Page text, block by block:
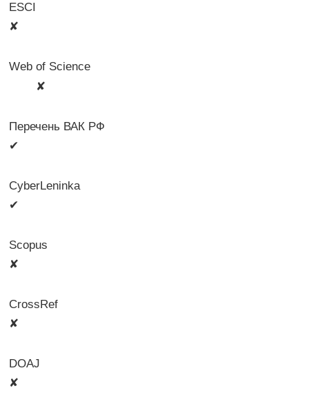
ESCI
✘
Web of Science
✘
Перечень ВАК РФ
✔
CyberLeninka
✔
Scopus
✘
CrossRef
✘
DOAJ
✘